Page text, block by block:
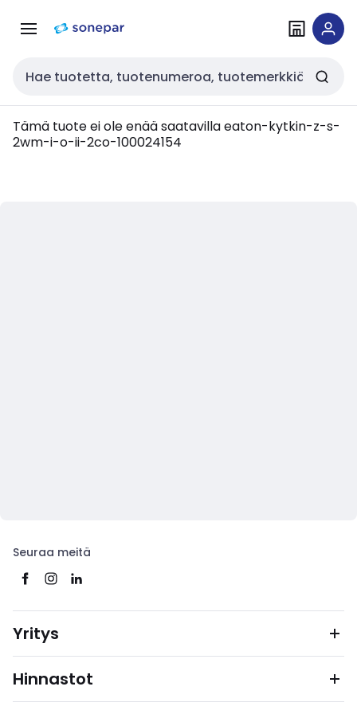
navigointiinsisältöön
Haku
Tämä tuote ei ole enää saatavillaeaton-kytkin-z-s-
2wm-i-o-ii-2co-100024154
Seuraa meitä
Yritys
Hinnastot